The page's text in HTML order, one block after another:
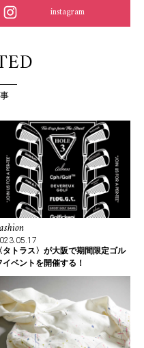
instagram
〈タトラス〉が大阪で期間限定ゴル
イベントを開催する！